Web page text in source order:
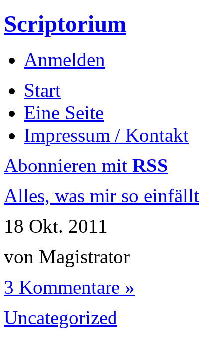
Scriptorium
Anmelden
Start
Eine Seite
Impressum / Kontakt
Abonnieren mit RSS
Alles, was mir so einfällt
18 Okt. 2011
von Magistrator
3 Kommentare »
Uncategorized